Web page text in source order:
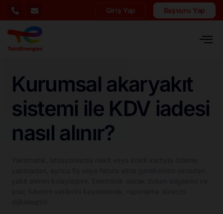
Giriş Yap Başvuru Yap
Kurumsal akaryakıt
sistemi ile KDV iadesi
nasıl alınır?